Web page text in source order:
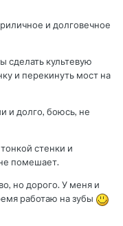
и долговечное
сделать культевую
и перекинуть мост на
и долго, боюсь, не
стенки и
помешает.
но дорого. У меня и
работаю на зубы